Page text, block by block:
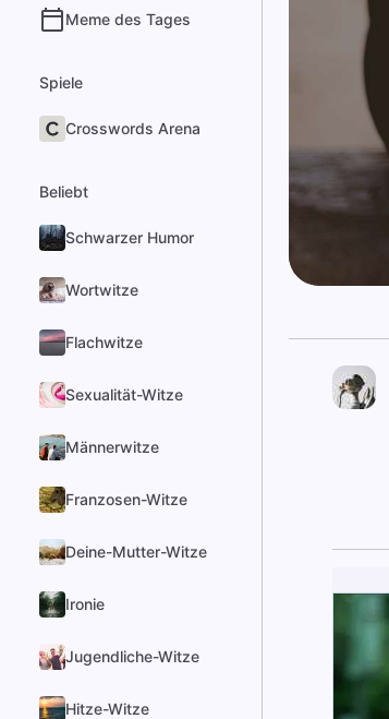
Meme des Tages
Spiele
Crosswords Arena
Beliebt
Schwarzer Humor
Wortwitze
Flachwitze
Sexualität-Witze
Männerwitze
Franzosen-Witze
Deine-Mutter-Witze
Ironie
Jugendliche-Witze
Hitze-Witze